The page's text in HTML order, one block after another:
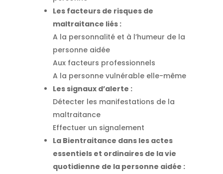
Les facteurs de risques de
maltraitance liés :
A la personnalité et à l’humeur de la
personne aidée
Aux facteurs professionnels
A la personne vulnérable elle-même
Les signaux d’alerte :
Détecter les manifestations de la
maltraitance
Effectuer un signalement
La Bientraitance dans les actes
essentiels et ordinaires de la vie
quotidienne de la personne aidée :